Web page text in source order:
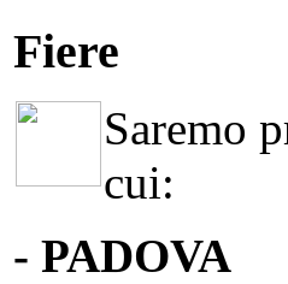
Fiere
Saremo
cui:
- PADOVA